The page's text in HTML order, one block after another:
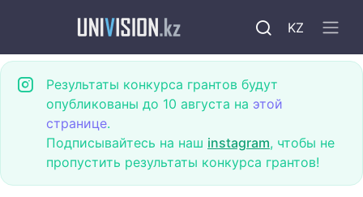
KZ
Результаты конкурса грантов будут
опубликованы до 10 августа на этой
странице.
Подписывайтесь на наш instagram, чтобы не
пропустить результаты конкурса грантов!